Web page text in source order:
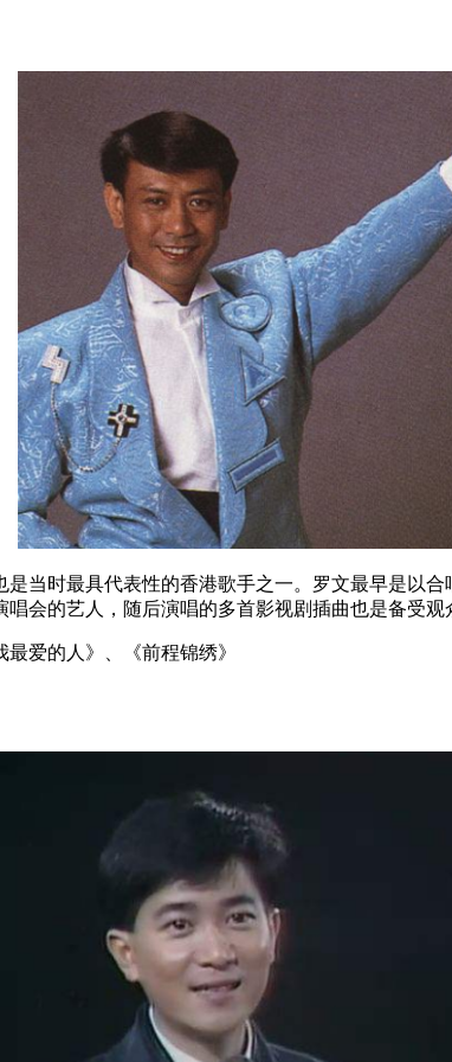
时最具代表性的香港歌手之一。罗文最早是以合
会的艺人，随后演唱的多首影视剧插曲也是备受观
爱的人》、《前程锦绣》